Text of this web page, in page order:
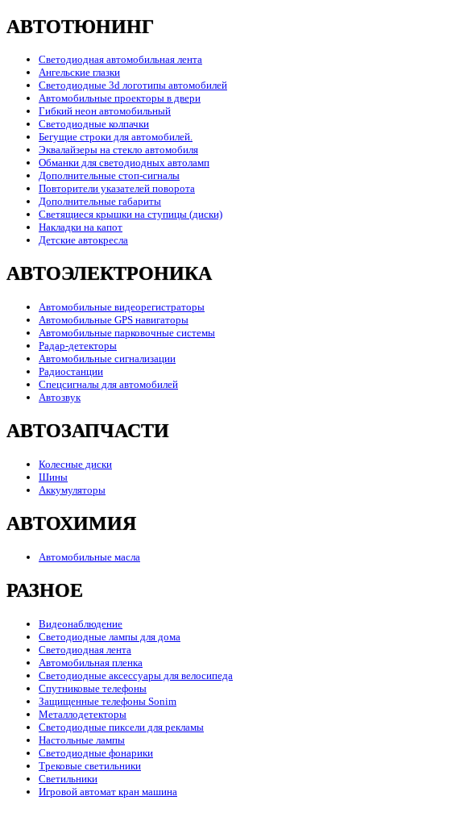
АВТОТЮНИНГ
Светодиодная автомобильная лента
Ангельские глазки
Светодиодные 3d логотипы автомобилей
Автомобильные проекторы в двери
Гибкий неон автомобильный
Светодиодные колпачки
Бегущие строки для автомобилей.
Эквалайзеры на стекло автомобиля
Обманки для светодиодных автоламп
Дополнительные стоп-сигналы
Повторители указателей поворота
Дополнительные габариты
Светящиеся крышки на ступицы (диски)
Накладки на капот
Детские автокресла
АВТОЭЛЕКТРОНИКА
Автомобильные видеорегистраторы
Автомобильные GPS навигаторы
Автомобильные парковочные системы
Радар-детекторы
Автомобильные сигнализации
Радиостанции
Спецсигналы для автомобилей
Автозвук
АВТОЗАПЧАСТИ
Колесные диски
Шины
Аккумуляторы
АВТОХИМИЯ
Автомобильные масла
РАЗНОЕ
Видеонаблюдение
Светодиодные лампы для дома
Светодиодная лента
Автомобильная пленка
Светодиодные аксессуары для велосипеда
Спутниковые телефоны
Защищенные телефоны Sonim
Металлодетекторы
Светодиодные пиксели для рекламы
Настольные лампы
Светодиодные фонарики
Трековые светильники
Светильники
Игровой автомат кран машина